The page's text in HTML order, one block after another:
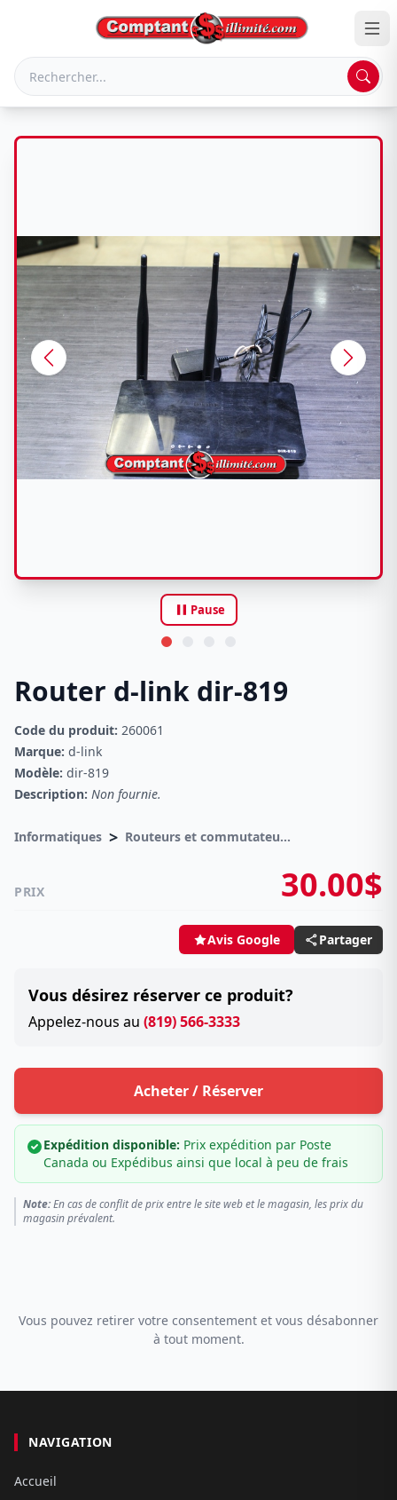
pause Pause
Router d-link dir-819
Code du produit: 260061
Marque: d-link
Modèle: dir-819
Description: Non fournie.
Informatiques > Routeurs et commutateurs
PRIX 30.00$
Avis Google Partager
Vous désirez réserver ce produit?
Appelez-nous au (819) 566-3333
Acheter / Réserver
Expédition disponible: Prix expédition par Poste
Canada ou Expédibus ainsi que local à peu de frais
Note:En cas de conflit de prix entre le site web et le magasin, les prix du
magasin prévalent.
Vous pouvez retirer votre consentement et vous désabonner
à tout moment.
NAVIGATION
Accueil